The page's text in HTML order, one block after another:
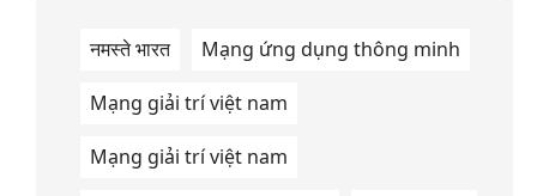
नमस्ते भारत Mạng ứng dụng thông minh
Mạng giải trí việt nam
Mạng giải trí việt nam